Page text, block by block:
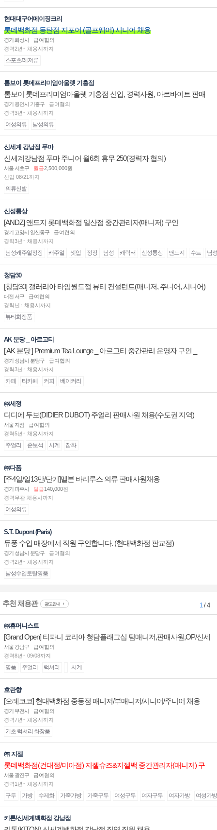
현대대구어메이징크리
롯데백화점 동탄점 지포어 (골프웨어) 시니어 채용
경기 화성시
급여협의
경력2년↑ 채용시까지
스포츠/레져류
톰보이 롯데프리미엄아울렛 기흥점
톰보이 롯데프리미엄아울렛 기흥점 신입, 경력사원, 아르바이트 판매
직 구인합니다.
경기 용인시 기흥구
급여협의
경력3년↑ 채용시까지
여성의류 남성의류
신세계 강남점 푸마
신세계강남점 푸마 주니어 월6회 휴무 250(경력자 협의)
서울 서초구 월급2,500,000원
신입 08/21까지
의류신발
신성통상
[ANDZ] 앤드지 롯데백화점 일산점 중간관리자(매니저) 구인
경기 고양시 일산동구
급여협의
경력3년↑ 채용시까지
남성캐주얼정장 캐주얼 셋업 정장 남성 캐릭터 신성통상 앤드지 수트 남
청담30
[청담30] 갤러리아 타임월드점 뷰티 컨설턴트(매니저, 주니어, 시니어)
채용
대전 서구
급여협의
경력년↑ 채용시까지
뷰티화장품
AK 분당 _ 아르고티
[ AK 분당 ] Premium Tea Lounge _ 아르고티 중간관리 운영자 구인 _
경기 성남시 분당구
급여협의
경력3년↑ 채용시까지
카페 티카페 커피 베이커리
㈜세정
디디에 두보(DIDIER DUBOT) 주얼리 판매사원 채용(수도권 지역)
서울 지점
급여협의
경력5년↑ 채용시까지
주얼리 준보석 시계 잡화
㈜다폼
[주4일/일13만/단기]멜본 바리루스 의류 판매사원채용
경기 파주시 일급140,000원
경력무관 채용시까지
여성의류
S.T. Dupont (Paris)
듀퐁 수입 매장에서 직원 구인합니다. (현대백화점 판교점)
경기 성남시 분당구
급여협의
경력2년↑ 채용시까지
남성수입토탈명품
추천 채용관 광고안내 1/ 4
㈜휴머니스트
[Grand Open] 티파니 코리아 청담플래그십 팀매니저,판매사원,OP/신세
계대전 판매사원 채용
서울 강남구
급여협의
경력8년↑ 09/08까지
명품 주얼리 럭셔리 시계
호란향
[오레코코] 현대백화점 중동점 매니저/부매니저/시니어/주니어 채용
경기 부천시
급여협의
경력7년↑ 채용시까지
기초 럭셔리 화장품
㈜ 지젤
롯데백화점(건대점/미아점) 지젤슈즈&지젤백 중간관리자(매니저) 구
인합니다
서울 광진구
급여협의
경력1년↑ 채용시까지
구두 가방 수제화 가죽가방 가죽구두 여성구두 여자구두 여자가방 여성가방
키톤/신세계백화점 강남점